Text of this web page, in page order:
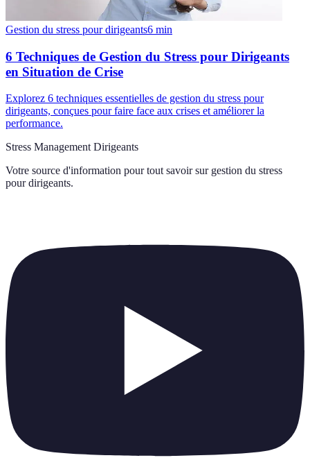
Gestion du stress pour dirigeants6 min
6 Techniques de Gestion du Stress pour Dirigeants
en Situation de Crise
Explorez 6 techniques essentielles de gestion du stress pour
dirigeants, conçues pour faire face aux crises et améliorer la
performance.
Stress Management Dirigeants
Votre source d'information pour tout savoir sur gestion du stress
pour dirigeants.